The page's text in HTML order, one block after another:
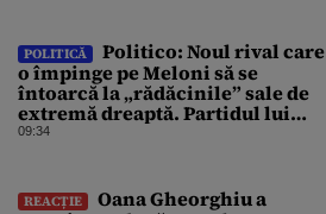
POLITICĂ
Politico: Noul rival care
o împinge pe Meloni să se
întoarcă la „rădăcinile” sale de
extremă dreaptă. Partidul lui
Vannacci a trecut de 7% în
09:34
REACȚIE
Oana Gheorghiu a